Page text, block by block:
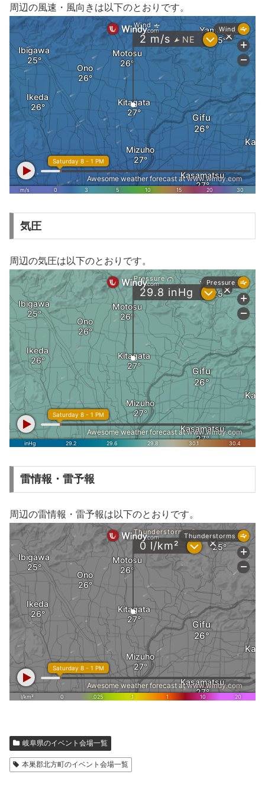
周辺の風速・風向きは以下のとおりです。
気圧
周辺の気圧は以下のとおりです。
雷情報・雷予報
周辺の雷情報・雷予報は以下のとおりです。
岐阜県のイベント会場一覧
本巣郡北方町のイベント会場一覧